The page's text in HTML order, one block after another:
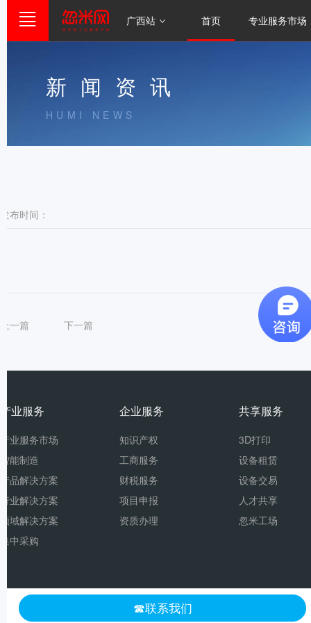
广西站 首页 专业服务市场
新闻资讯
HUMI NEWS
时间：
一篇 下一篇
业服务
业服务市场
能制造
品解决方案
业解决方案
域解决方案
中采购
企业服务
知识产权
工商服务
财税服务
项目申报
资质办理
共享服务
3D打印
设备租赁
设备交易
人才共享
忽米工场
2005- 360humi.com 重庆忽米网络科技有限公司 版权所有 渝ICP备
☎联系我们